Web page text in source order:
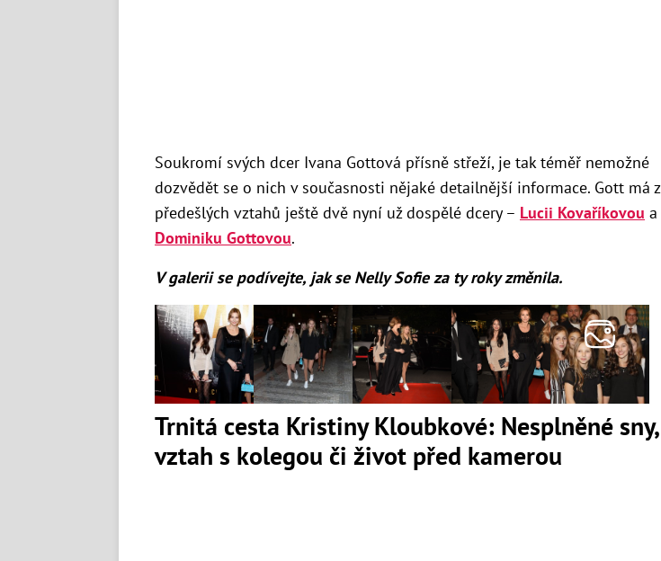
Soukromí svých dcer Ivana Gottová přísně střeží, je tak téměř nemožné
dozvědět se o nich v současnosti nějaké detailnější informace. Gott má z
předešlých vztahů ještě dvě nyní už dospělé dcery – Lucii Kovaříkovou a
Dominiku Gottovou.
V galerii se podívejte, jak se Nelly Sofie za ty roky změnila.
Trnitá cesta Kristiny Kloubkové: Nesplněné sny,
vztah s kolegou či život před kamerou